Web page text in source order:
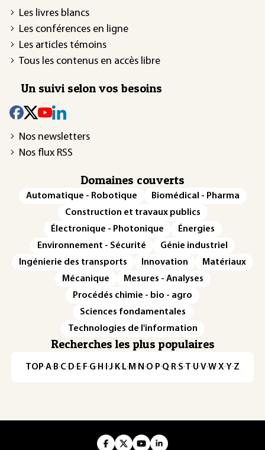
Les livres blancs
Les conférences en ligne
Les articles témoins
Tous les contenus en accès libre
Un suivi selon vos besoins
Nos newsletters
Nos flux RSS
Domaines couverts
Automatique - Robotique
Biomédical - Pharma
Construction et travaux publics
Électronique - Photonique
Énergies
Environnement - Sécurité
Génie industriel
Ingénierie des transports
Innovation
Matériaux
Mécanique
Mesures - Analyses
Procédés chimie - bio - agro
Sciences fondamentales
Technologies de l'information
Recherches les plus populaires
TOP·A·B·C· D· E· F·G· H · ·J· K· L· M · N ·O· P·Q· R·S·T·U·V·W·X·Y·Z